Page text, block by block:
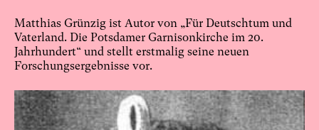
Matthias Grünzig ist Autor von „Für Deutschtum und
Vaterland. Die Potsdamer Garnisonkirche im 20.
Jahrhundert“ und stellt erstmalig seine neuen
Forschungsergebnisse vor.